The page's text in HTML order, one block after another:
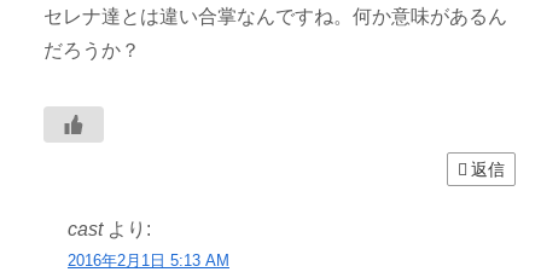
セレナ達とは違い合掌なんですね。何か意味があるん
だろうか？
返信
cast より:
2016年2月1日 5:13 AM